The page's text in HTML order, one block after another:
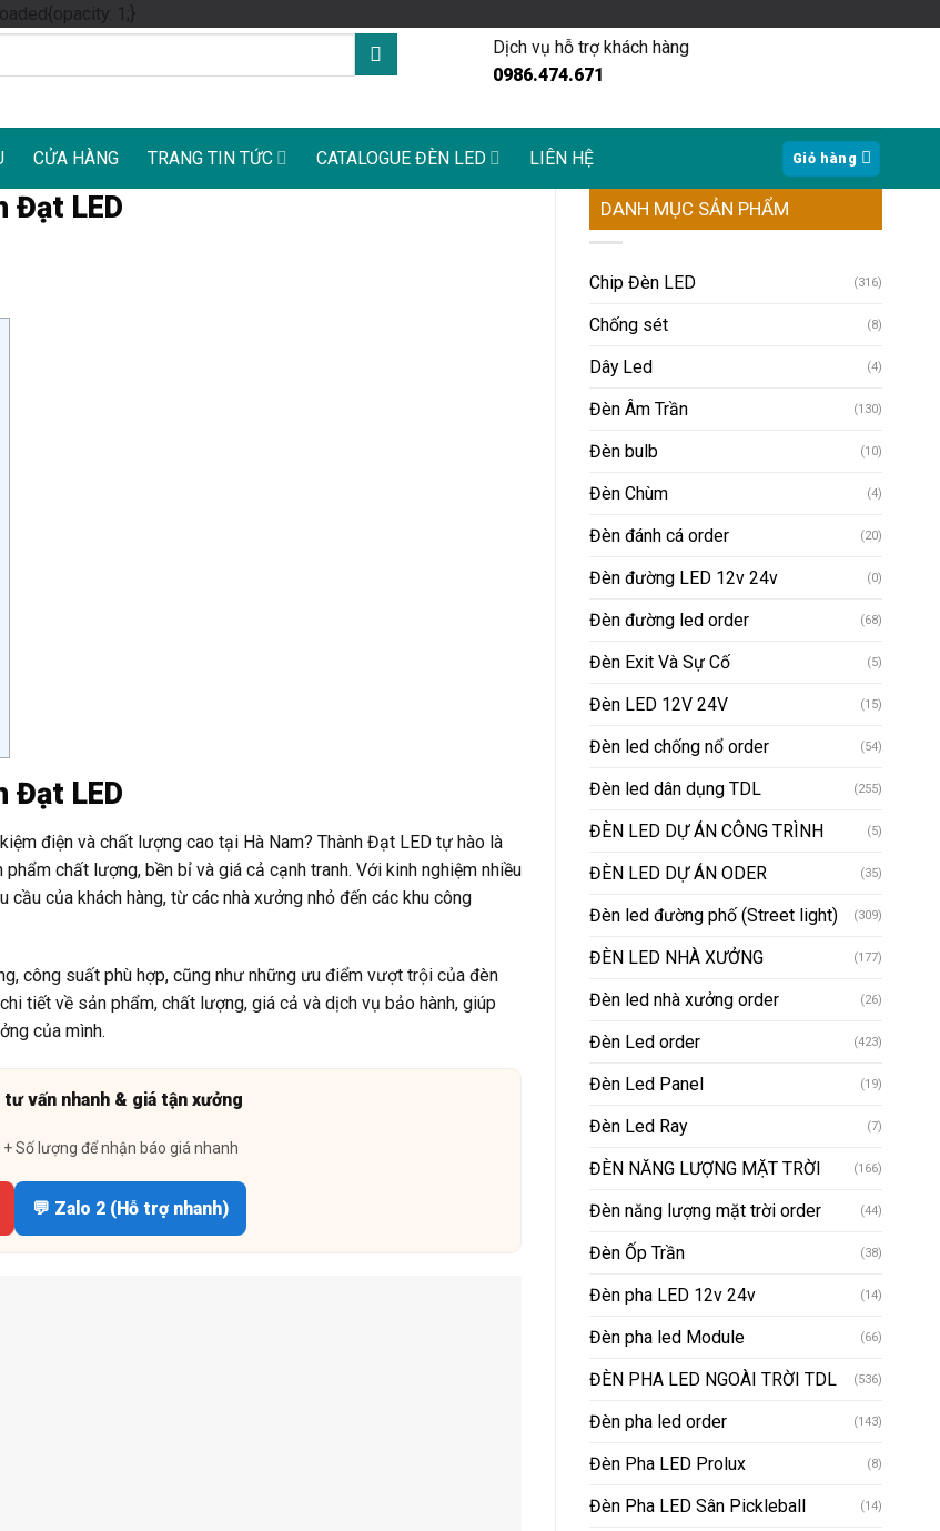
1;}Skip
to
Dịch vụ hỗ trợ khách hàng
0986.474.671
CỬA HÀNG TRANG TIN TỨC CATALOGUE ĐÈN LED LIÊN HỆ Giỏ hàng
Đạt LED
Đạt LED
điện và chất lượng cao tại Hà Nam? Thành Đạt LED tự hào là
chất lượng, bền bỉ và giá cả cạnh tranh. Với kinh nghiệm nhiều
của khách hàng, từ các nhà xưởng nhỏ đến các khu công
công suất phù hợp, cũng như những ưu điểm vượt trội của đèn
tiết về sản phẩm, chất lượng, giá cả và dịch vụ bảo hành, giúp
của mình.
tư vấn nhanh & giá tận xưởng
Số lượng để nhận báo giá nhanh
💬 Zalo 2 (Hỗ trợ nhanh)
DANH MỤC SẢN PHẨM
Chip Đèn LED (316)
Chống sét (8)
Dây Led (4)
Đèn Âm Trần (130)
Đèn bulb (10)
Đèn Chùm (4)
Đèn đánh cá order (20)
Đèn đường LED 12v 24v (0)
Đèn đường led order (68)
Đèn Exit Và Sự Cố (5)
Đèn LED 12V 24V (15)
Đèn led chống nổ order (54)
Đèn led dân dụng TDL (255)
ĐÈN LED DỰ ÁN CÔNG TRÌNH (5)
ĐÈN LED DỰ ÁN ODER (35)
Đèn led đường phố (Street light) (309)
ĐÈN LED NHÀ XƯỞNG (177)
Đèn led nhà xưởng order (26)
Đèn Led order (423)
Đèn Led Panel (19)
Đèn Led Ray (7)
ĐÈN NĂNG LƯỢNG MẶT TRỜI (166)
Đèn năng lượng mặt trời order (44)
Đèn Ốp Trần (38)
Đèn pha LED 12v 24v (14)
Đèn pha led Module (66)
ĐÈN PHA LED NGOÀI TRỜI TDL (536)
Đèn pha led order (143)
Đèn Pha LED Prolux (8)
Đèn Pha LED Sân Pickleball (14)